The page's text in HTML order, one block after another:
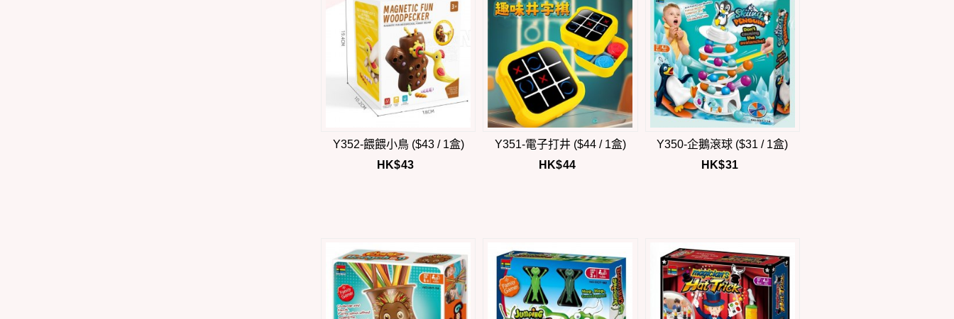
Y352-餵餵小鳥 ($43 / 1盒)
HK$43
Y351-電子打井 ($44 / 1盒)
HK$44
Y350-企鵝滾球 ($31 / 1盒)
HK$31